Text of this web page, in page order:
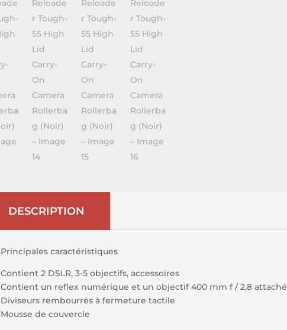
DESCRIPTION
Principales caractéristiques
Contient 2 DSLR, 3-5 objectifs, accessoires
Contient un reflex numérique et un objectif 400 mm f / 2,8 attaché
Diviseurs rembourrés à fermeture tactile
Mousse de couvercle